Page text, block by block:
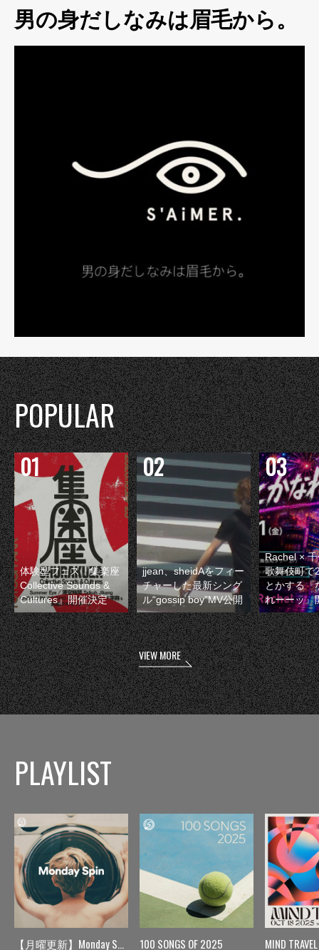
男の身だしなみは眉毛から。
POPULAR
体験型フェス『集楽座
Collective Sounds &
Cultures』開催決定
jjean、sheidAをフィー
チャーした最新シング
ル“gossip boy”MV公開
Rachel ×
歌舞伎町で
とかする『
れーーッ』
VIEW MORE
PLAYLIST
【月曜更新】Monday Spin 100 SONGS OF 2025 MIND TRAVEL